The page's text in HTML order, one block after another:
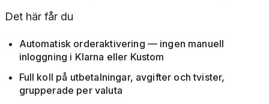
Det här får du
Automatisk orderaktivering — ingen manuell
inloggning i Klarna eller Kustom
Full koll på utbetalningar, avgifter och tvister,
grupperade per valuta